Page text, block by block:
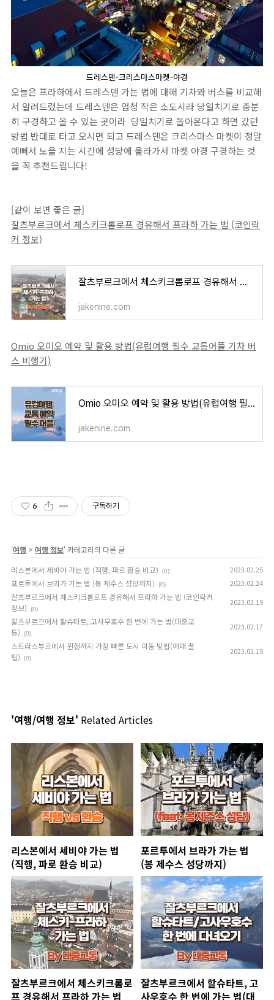
드레스덴-크리스마스마켓-야경
오늘은 프라하에서 드레스덴 가는 법에 대해 기차와 버스를 비교해
서 알려드렸는데 드레스덴은 엄청 작은 소도시라 당일치기로 충분
히 구경하고 올 수 있는 곳이라 당일치기로 돌아온다고 하면 갔던
방법 반대로 타고 오시면 되고 드레스덴은 크리스마스 마켓이 정말
예뻐서 노을 지는 시간에 성당에 올라가서 마켓 야경 구경하는 것
을 꼭 추천드립니다!
[같이 보면 좋은 글]
잘츠부르크에서 체스키크롬로프 경유해서 프라하 가는 법 (코인락
커 정보)
잘츠부르크에서 체스키크롬로프 경유해서 프라하 가는 법 (코인락커 정보)
jakenine.com
Omio 오미오 예약 및 활용 방법(유럽여행 필수 교통어플 기차 버
스 비행기)
Omio 오미오 예약 및 활용 방법(유럽여행 필수 교통어플 기차 버스 비행기)
jakenine.com
6 구독하기
'여행 > 여행 정보' 카테고리의 다른 글
리스본에서 세비야 가는 법 (직행, 파로 환승 비교)
(0) 2023.02.25
포르투에서 브라가 가는 법 (봉 제수스 성당까지) (0) 2023.02.24
잘츠부르크에서 체스키크롬로프 경유해서 프라하 가는 법 (코인락커
정보)
(0)
2023.02.19
잘츠부르크에서 할슈타트, 고사우호수 한 번에 가는 법(대중교
통)
(0)
2023.02.17
스트라스부르에서 뮌헨까지 가장 빠른 도시 이동 방법(예매 꿀
팁)
(0)
2023.02.15
'여행/여행 정보' Related Articles
리스본에서 세비야 가는 법
(직행, 파로 환승 비교)
포르투에서 브라가 가는 법
(봉 제수스 성당까지)
잘츠부르크에서 체스키크롬로
프 경유해서 프라하 가는 법
잘츠부르크에서 할슈타트, 고
사우호수 한 번에 가는 법(대